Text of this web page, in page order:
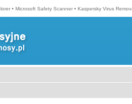
• Microsoft Safety Scanner • Kaspersky Virus